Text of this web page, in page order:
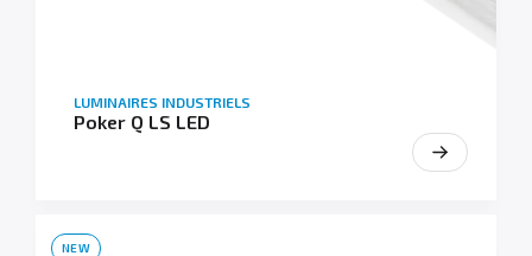
LUMINAIRES INDUSTRIELS
Poker Q LS LED
NEW